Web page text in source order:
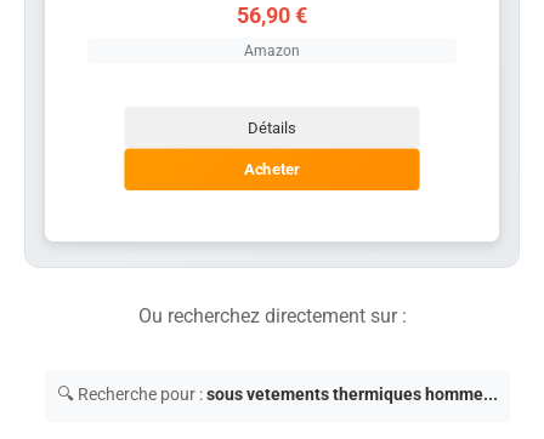
56,90 €
Amazon
Détails
Acheter
Ou recherchez directement sur :
🔍 Recherche pour :sous vetements thermiques homme...